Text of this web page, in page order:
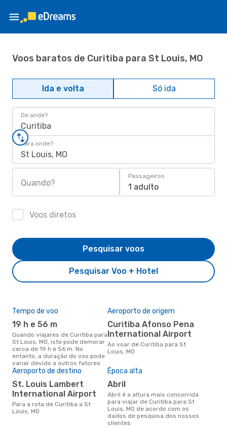
Voos baratos de Curitiba para St Louis, MO
Ida e volta Só ida
De onde?
Curitiba
Para onde?
St Louis, MO
Quando?
Passageiros
1 adulto
Voos diretos
Pesquisar Voo + Hotel
Pesquisar voos
Tempo de voo
19 h e 56 m
Quando viajares de Curitiba para
St Louis, MO, isto pode demorar
cerca de 19 h e 56 m. No
entanto, a duração do voo pode
variar devido a outros fatores
Aeroporto de origem
Curitiba Afonso Pena
International Airport
Ao voar de Curitiba para St
Louis, MO
Aeroporto de destino
St. Louis Lambert
International Airport
Para a rota de Curitiba a St
Louis, MO
Época alta
abril
abril é a altura mais concorrida
para viajar de Curitiba para St
Louis, MO de acordo com os
dados de pesquisa dos nossos
clientes